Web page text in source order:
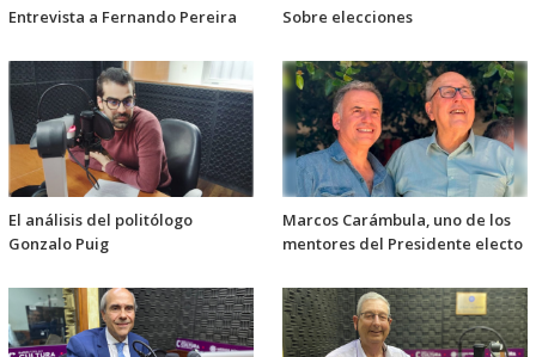
Entrevista a Fernando Pereira Sobre elecciones
El análisis del politólogo
Gonzalo Puig
Marcos Carámbula, uno de los
mentores del Presidente electo